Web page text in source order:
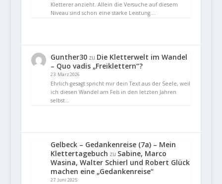
Kletterer anzieht. Allein die Versuche auf diesem
Niveau sind schon eine starke Leistung.…
Gunther30zu Die Kletterwelt im Wandel
– Quo vadis „Freiklettern“?
23. März 2026
Ehrlich gesagt spricht mir dein Text aus der Seele, weil
ich diesen Wandel am Fels in den letzten Jahren
selbst…
Gelbeck – Gedankenreise (7a) – Mein
Klettertagebuch zu Sabine, Marco
Wasina, Walter Schierl und Robert Glück
machen eine „Gedankenreise“
27. Juni 2025